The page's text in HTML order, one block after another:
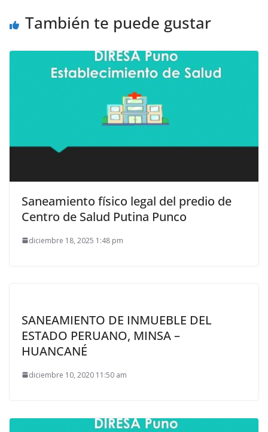
También te puede gustar
Saneamiento físico legal del predio de
Centro de Salud Putina Punco
diciembre 18, 2025 1:48 pm
SANEAMIENTO DE INMUEBLE DEL
ESTADO PERUANO, MINSA –
HUANCANÉ
diciembre 10, 2020 11:50 am